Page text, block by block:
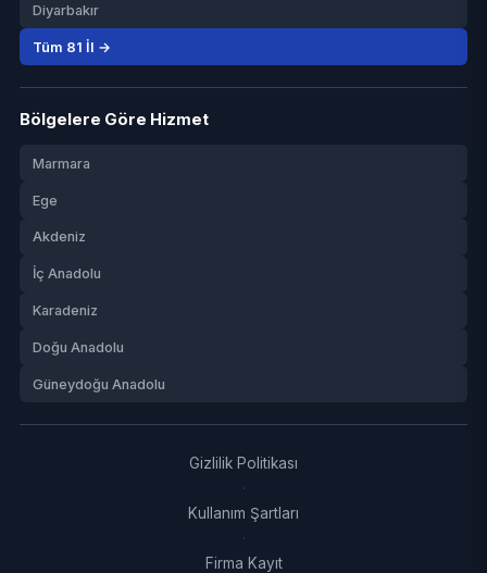
Diyarbakır
Tüm 81 İl →
Bölgelere Göre Hizmet
Marmara
Ege
Akdeniz
İç Anadolu
Karadeniz
Doğu Anadolu
Güneydoğu Anadolu
Gizlilik Politikası
·
Kullanım Şartları
·
Firma Kayıt